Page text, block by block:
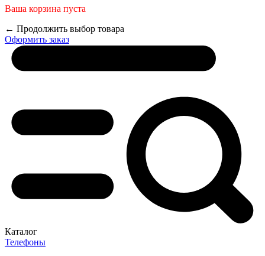
Ваша корзина пуста
← Продолжить выбор товара
Оформить заказ
Каталог
Телефоны